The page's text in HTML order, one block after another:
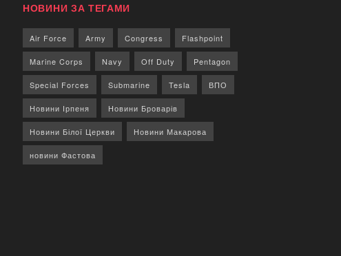
НОВИНИ ЗА ТЕГАМИ
Air Force Army Congress Flashpoint
Marine Corps Navy Off Duty Pentagon
Special Forces Submarine Tesla ВПО
Новини Ірпеня Новини Броварів
Новини Білої Церкви Новини Макарова
новини Фастова